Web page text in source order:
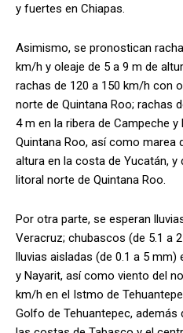
y fuertes en Chiapas.
Asimismo, se pronostican
km/h y oleaje de 5 a 9 m de
rachas de 120 a 150 km/h con
norte de Quintana Roo; rachas
4 m en la ribera de Campeche
Quintana Roo, así como marea
altura en la costa de Yucatán, y
litoral norte de Quintana Roo.
Por otra parte, se esperan
Veracruz; chubascos (de 5.1 a
lluvias aisladas (de 0.1 a 5
y Nayarit, así como viento del
km/h en el Istmo de
Golfo de Tehuantepec,